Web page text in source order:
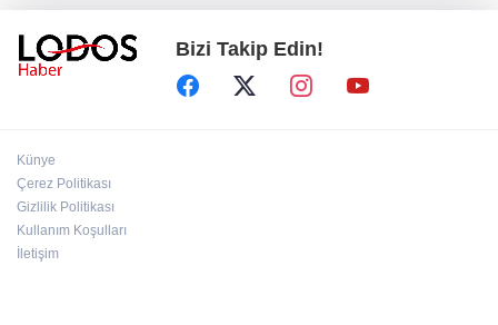
Müsavat Dervişoğlu Balıkesir'e "Bayrak
Kaldırıyorum" Mitingi çağrısında bulundu!
Bizi Takip Edin!
Künye
Çerez Politikası
Gizlilik Politikası
Kullanım Koşulları
İletişim